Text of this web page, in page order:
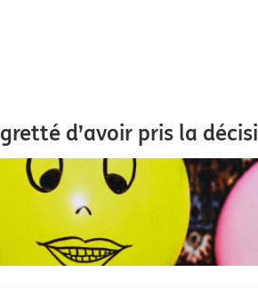
d’avoir pris la